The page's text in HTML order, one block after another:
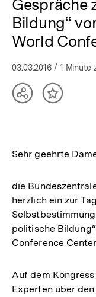
Gespräche
Bildung“
World
03.03.2016 / 1 Minute
TeilenInhalt
Sehr geehrte
die
herzlich ein zur
politische
Conference
Auf dem
Experten über